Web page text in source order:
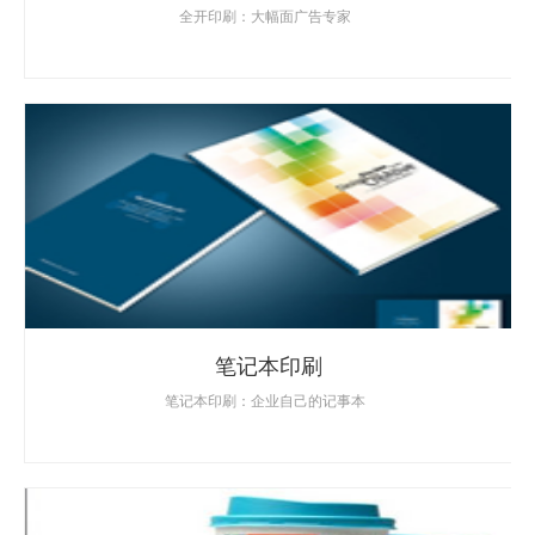
全开印刷：大幅面广告专家
笔记本印刷
笔记本印刷：企业自己的记事本